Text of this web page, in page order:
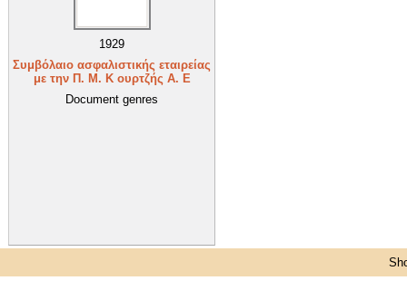
1929
Συμβόλαιο ασφαλιστικής εταιρείας
με την Π. Μ. Κ ουρτζής Α. Ε
Document genres